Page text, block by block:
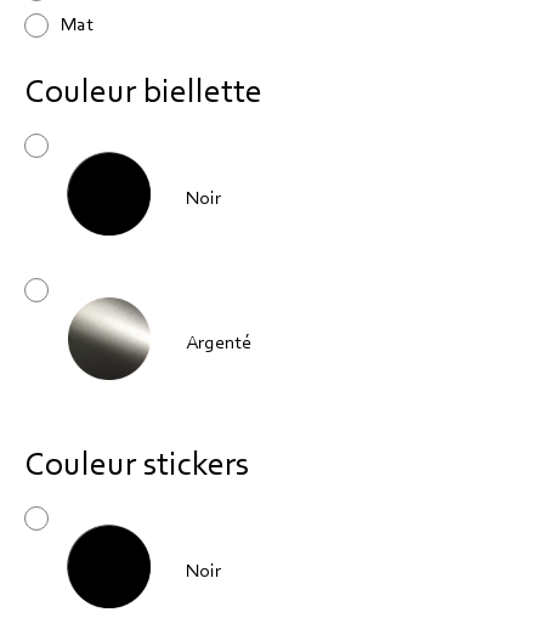
Mat
Couleur biellette
Noir
Argenté
Couleur stickers
Noir